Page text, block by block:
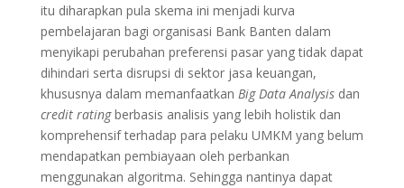
itu diharapkan pula skema ini menjadi kurva
pembelajaran bagi organisasi Bank Banten dalam
menyikapi perubahan preferensi pasar yang tidak dapat
dihindari serta disrupsi di sektor jasa keuangan,
khususnya dalam memanfaatkan Big Data Analysis dan
credit ratingberbasis analisis yang lebih holistik dan
komprehensif terhadap para pelaku UMKM yang belum
mendapatkan pembiayaan oleh perbankan
menggunakan algoritma. Sehingga nantinya dapat